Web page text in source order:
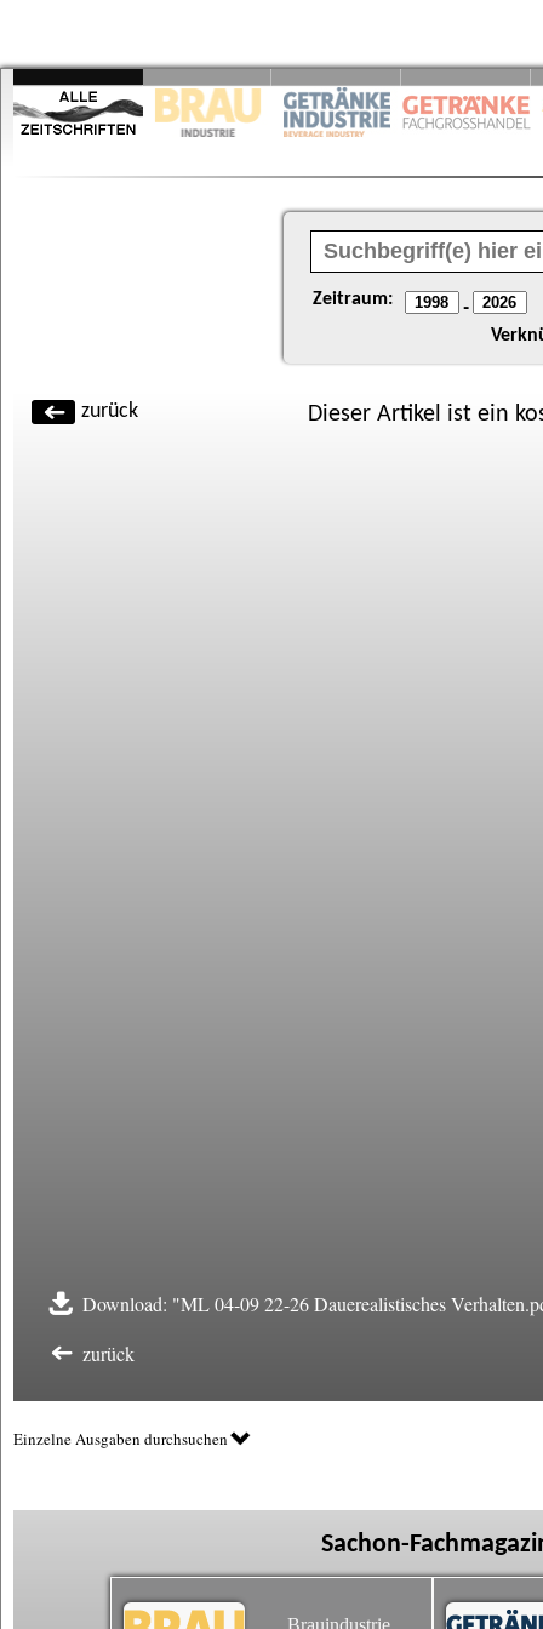
Zeitraum: -
zurück Dieser Artikel ist ein
Download: "ML 04-09 22-26 Dauerealistisches
zurück
Einzelne Ausgaben durchsuchen
Sachon-
Brauindustrie